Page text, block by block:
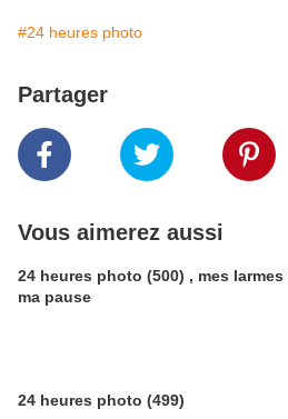
#24 heures photo
Partager
Vous aimerez aussi
24 heures photo (500) , mes larmes
ma pause
24 heures photo (499)